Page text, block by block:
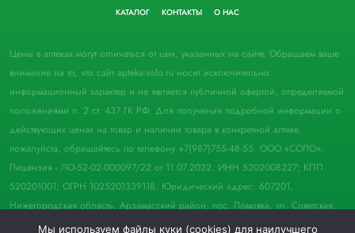
КАТАЛОГ КОНТАКТЫ О НАС
Цены в аптеках могут отличаться от цен, указанных на сайте. Обращаем ваше
внимание на то, что сайт apteka-solo.ru носит исключительно
информационный характер и не является публичной офертой, определяемой
положениями п. 2 ст. 437 ГК РФ. Для получения подробной информации о
действующих ценах на товар и наличии товара в конкретной аптеке,
пожалуйста, обращайтесь по телефону +7(987)755-48-55. ООО «СОЛО».
Лицензия - ЛО-52-02-000097/22 от 11.07.2022. ИНН 5202008227; КПП
520201001; ОГРН 1025201339118. Юридический адрес: 607201,
Нижегородская область, Арзамасский район, пос. Ломовка, ул. Советская,
д. 33, пом. 21.
Мы используем файлы куки (cookies) для наилучшего